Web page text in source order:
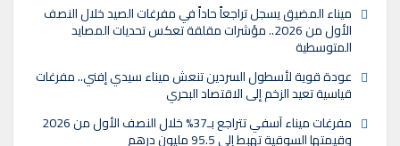
ميناء المضيق يسجل تراجعاً حاداً في مفرغات الصيد خلال النصف
الأول من 2026.. مؤشرات مقلقة تعكس تحديات المصايد
المتوسطية
عودة قوية لأسطول السردين تنعش ميناء سيدي إفني.. مفرغات
قياسية تعيد الزخم إلى الاقتصاد البحري
مفرغات ميناء آسفي تتراجع بـ37% خلال النصف الأول من 2026
وقيمتها السوقية تهبط إلى 95.5 مليون درهم